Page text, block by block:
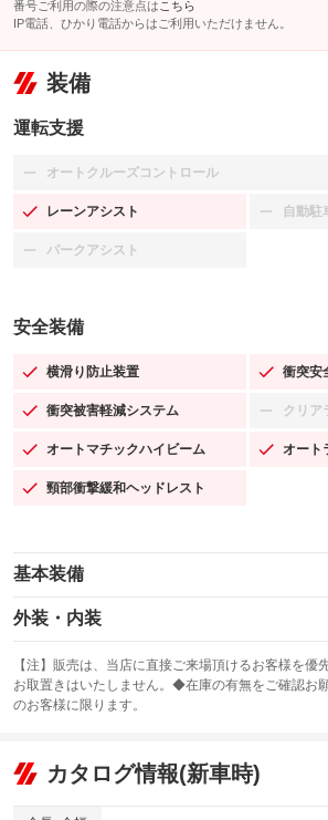
番号ご利用の際の注意点は こちら
IP電話、ひかり電話からはご利用いただけません。
装備
運転支援
オートクルーズコントロール
：装備なし
レーンアシスト
：装備あり 自動駐
：装備
パークアシスト
：装備なし
安全装備
横滑り防止装置
：装備あり 衝突安
：装備
衝突被害軽減システム
：装備あり クリア
：装備
オートマチックハイビーム
：装備あり オート
：装備
頸部衝撃緩和ヘッドレスト
：装備あり
基本装備
エアバッグ：運転席/助手席/サイド
：装備あり
：装備なし
サンルーフ
：装備なし ABS
リフトアップ
：装備なし
：装備なし
外装・内装
カーナビ：メモリーナビ他
：装備あり
TV：フルセグ
：装備あり
ビジュアル：-／DVD再生
：装備あり
【注】販売は、当店に直接ご来場頂けるお客様を
お取置きはいたしません。◆在庫の有無をご確認お
のお客様に限ります。
カタログ情報(新車時)